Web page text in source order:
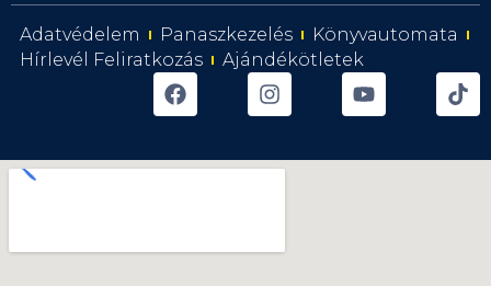
Adatvédelem Panaszkezelés
Könyvautomata
Hírlevél Feliratkozás
Ajándékötletek